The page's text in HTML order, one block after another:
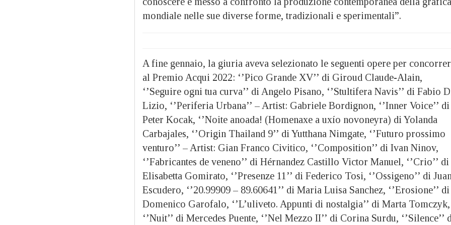
mondiale nelle sue diverse forme, tradizionali e sperimentali”.
A fine gennaio, la giuria aveva selezionato le seguenti opere per
al Premio Acqui 2022: ‘’Pico Grande XV’’ di Giroud Claude-Alain,
‘’Seguire ogni tua curva’’ di Angelo Pisano, ‘’Stultifera Navis’’ di Fabio
Lizio, ‘’Periferia Urbana’’ – Artist: Gabriele Bordignon, ‘’Inner Voice’’ di
Peter Kocak, ‘’Noite anoada! (Homenaxe a uxío novoneyra) di Yolanda
Carbajales, ‘’Origin Thailand 9’’ di Yutthana Nimgate, ‘’Futuro prossimo
venturo’’ – Artist: Gian Franco Civitico, ‘’Composition’’ di Ivan Ninov,
‘’Fabricantes de veneno’’ di Hérnandez Castillo Victor Manuel, ‘’Crio’’ di
Elisabetta Gomirato, ‘’Presenze 11’’ di Federico Tosi, ‘’Ossigeno’’ di Juan
Escudero, ‘’20.99909 – 89.60641’’ di Maria Luisa Sanchez, ‘’Erosione’’ di
Domenico Garofalo, ‘’L’uliveto. Appunti di nostalgia’’ di Marta Tomczyk,
‘’Nuit’’ di Mercedes Puente, ‘’Nel Mezzo II’’ di Corina Surdu, ‘’Silence’’